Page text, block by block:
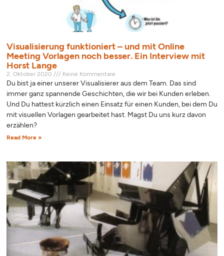
Visualisierung funktioniert – und mit Online
Meeting Vorlagen noch besser. Ein Interview mit
Horst Lange
2. Oktober 2020 Keine Kommentare
Du bist ja einer unserer Visualisierer aus dem Team. Das sind
immer ganz spannende Geschichten, die wir bei Kunden erleben.
Und Du hattest kürzlich einen Einsatz für einen Kunden, bei dem Du
mit visuellen Vorlagen gearbeitet hast. Magst Du uns kurz davon
erzählen?
Read More »